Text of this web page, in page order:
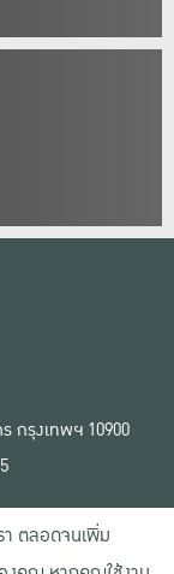
กรุงเทพฯ 10900
า ตลอดจนเพิ่ม